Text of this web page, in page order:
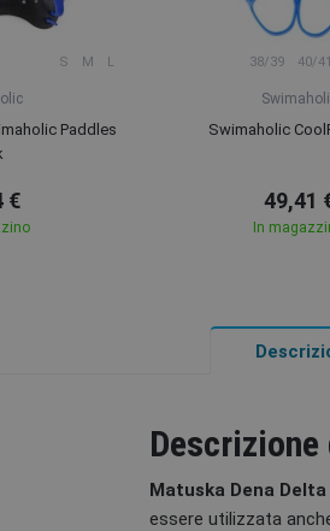
S M L
Paddles
€
38/39 40/41
Swimaholic
49,41
In
Matuska Dena Delta
essere utilizzata